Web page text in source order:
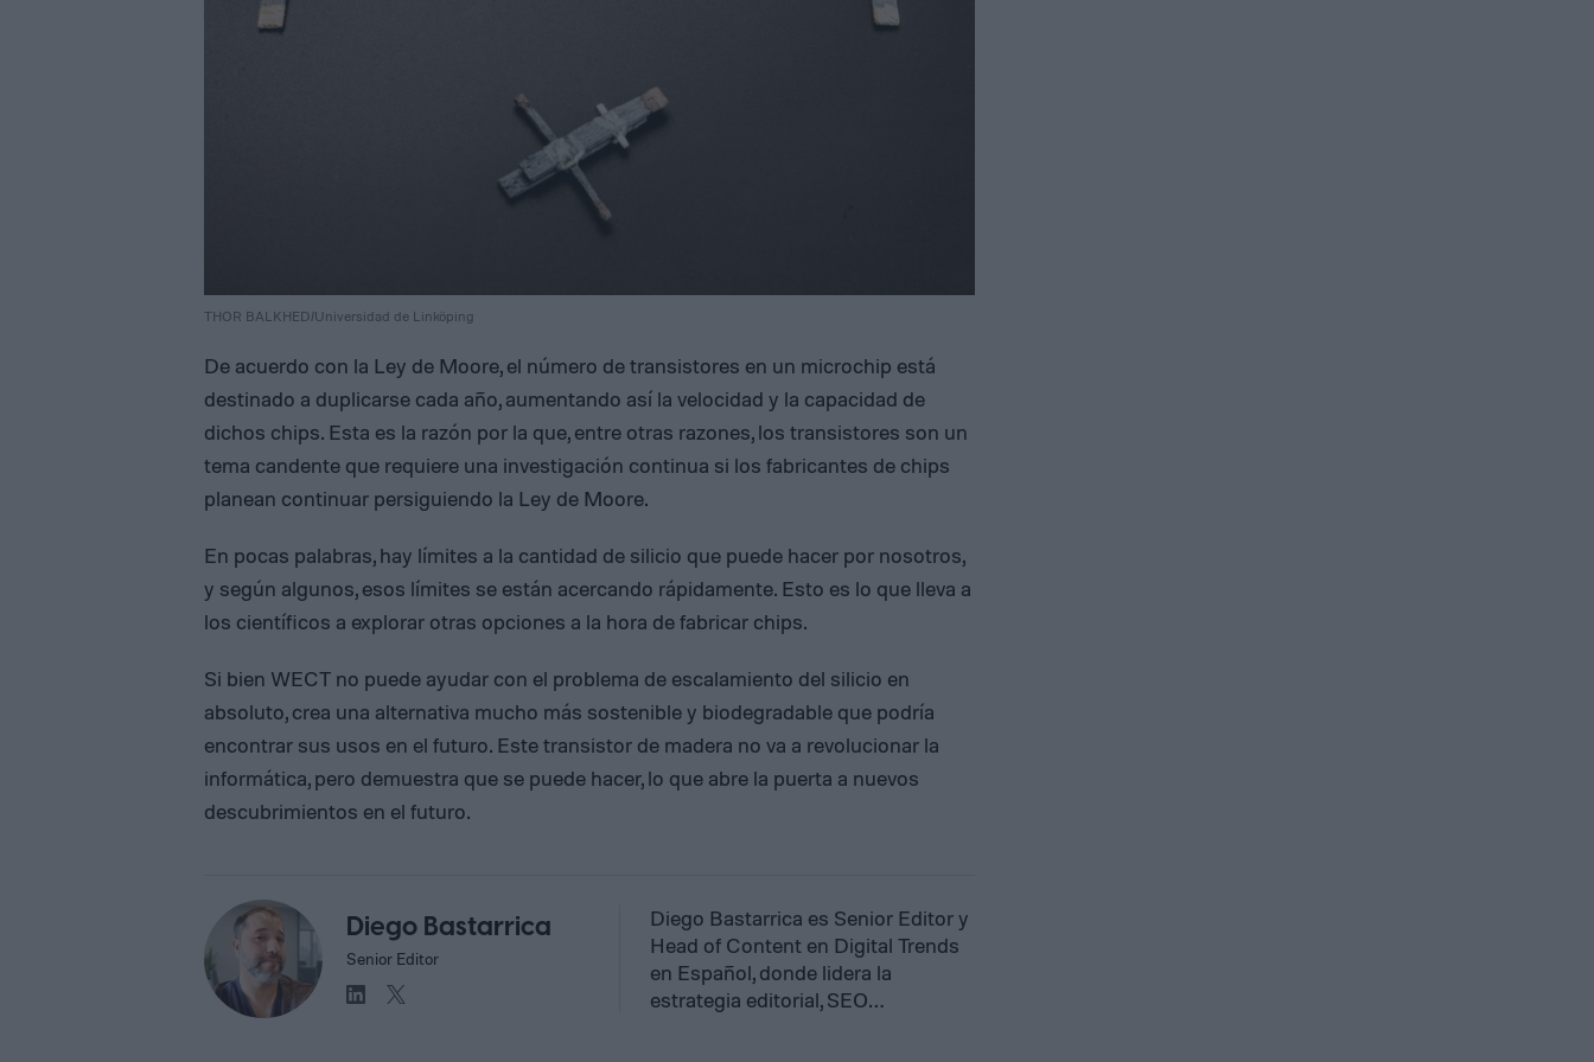
THOR BALKHED/Universidad de Linköping
De acuerdo con la Ley de Moore, el número de transistores en un microchip está
destinado a duplicarse cada año, aumentando así la velocidad y la capacidad de
dichos chips. Esta es la razón por la que, entre otras razones, los transistores son un
tema candente que requiere una investigación continua si los fabricantes de chips
planean continuar persiguiendo la Ley de Moore.
En pocas palabras, hay límites a la cantidad de silicio que puede hacer por nosotros,
y según algunos, esos límites se están acercando rápidamente. Esto es lo que lleva a
los científicos a explorar otras opciones a la hora de fabricar chips.
Si bien WECT no puede ayudar con el problema de escalamiento del silicio en
absoluto, crea una alternativa mucho más sostenible y biodegradable que podría
encontrar sus usos en el futuro. Este transistor de madera no va a revolucionar la
informática, pero demuestra que se puede hacer, lo que abre la puerta a nuevos
descubrimientos en el futuro.
Diego Bastarrica
Senior Editor
Diego Bastarrica es Senior Editor y
Head of Content en Digital Trends
en Español, donde lidera la
estrategia editorial, SEO…